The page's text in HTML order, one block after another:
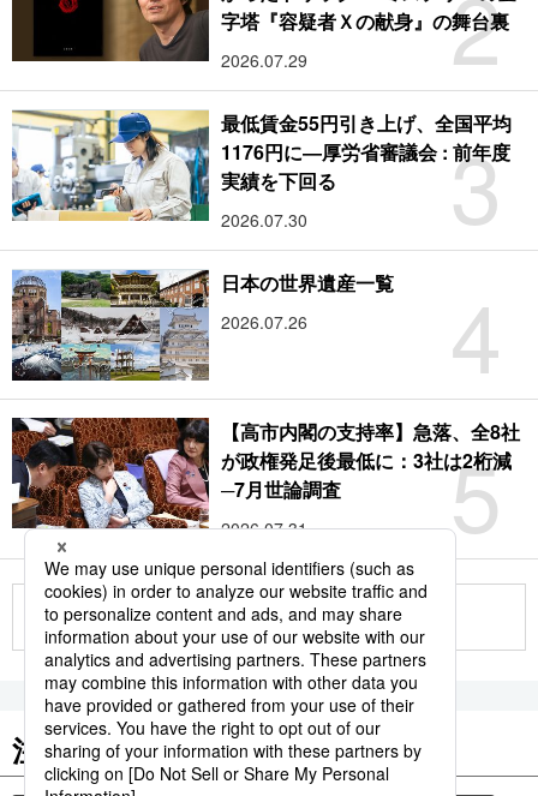
字塔『容疑者Ｘの献身』の舞台裏
2026.07.29
3
最低賃金55円引き上げ、全国平均
1176円に―厚労省審議会 : 前年度
実績を下回る
2026.07.30
4
日本の世界遺産一覧
2026.07.26
5
【高市内閣の支持率】急落、全8社
が政権発足後最低に：3社は2桁減
─7月世論調査
2026.07.31
もっと見る
注目のキーワード